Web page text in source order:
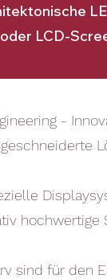
LCD-
-
hochwertige
sind für den